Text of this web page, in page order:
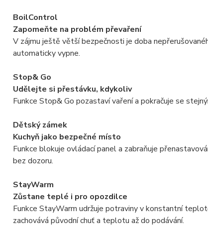
BoilControl
Zapomeňte na problém převaření
V zájmu ještě větší bezpečnosti je doba
automaticky vypne.
Stop& Go
Udělejte si přestávku, kdykoliv
Funkce Stop& Go pozastaví vaření a pokračuje se
Dětský zámek
Kuchyň jako bezpečné místo
Funkce blokuje ovládací panel a zabraňuje
bez dozoru.
StayWarm
Zůstane teplé i pro opozdilce
Funkce StayWarm udržuje potraviny v konstantní
zachovává původní chuť a teplotu až do podávání.